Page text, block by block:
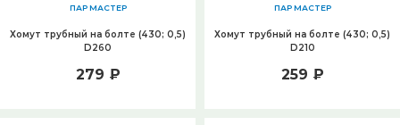
ПАР МАСТЕР
Хомут трубный на болте (430; 0,5)
D260
279 ₽
ПАР МАСТЕР
Хомут трубный на болте (430; 0,5)
D210
259 ₽